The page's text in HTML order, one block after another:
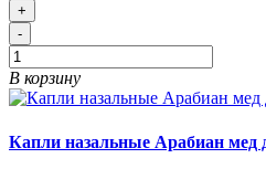
+
-
В корзину
Капли назальные Арабиан мед